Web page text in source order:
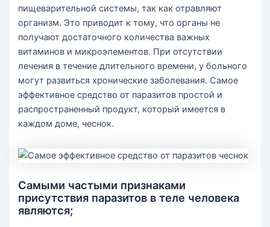
пищеварительной системы, так как отравляют
организм. Это приводит к тому, что органы не
получают достаточного количества важных
витаминов и микроэлементов. При отсутствии
лечения в течение длительного времени, у больного
могут развиться хронические заболевания. Самое
эффективное средство от паразитов простой и
распространенный продукт, который имеется в
каждом доме, чеснок.
Самыми частыми признаками
присутствия паразитов в теле человека
являются;